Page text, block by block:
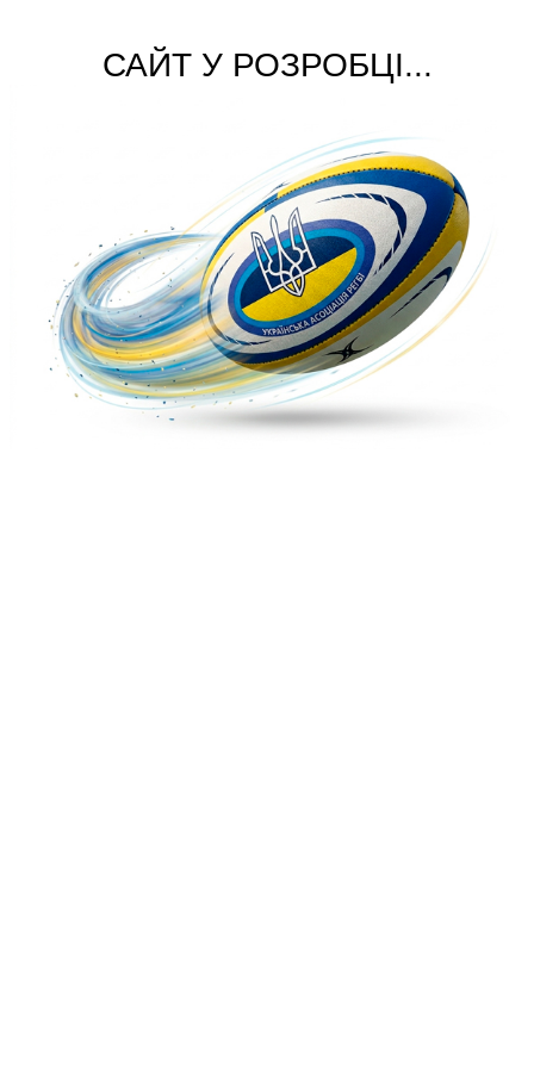
САЙТ У РОЗРОБЦІ...